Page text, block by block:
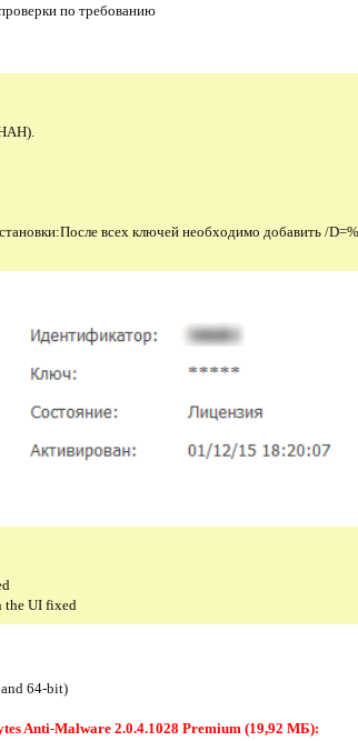
по требованию
всех ключей необходимо добавить /
the UI fixed
64-bit)
Anti-Malware 2.0.4.1028 Premium (19,92 МБ):